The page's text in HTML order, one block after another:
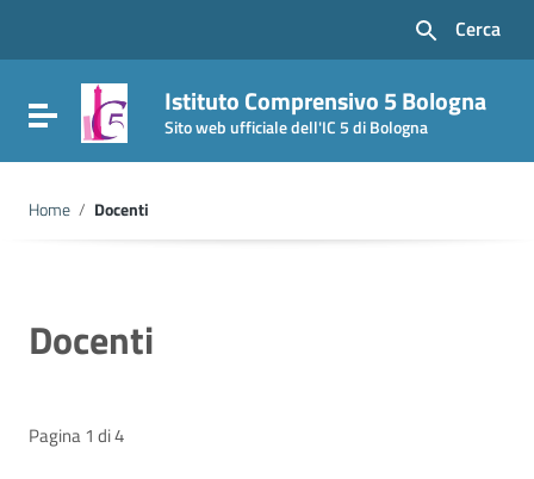
Vai al footer
Cerca
Attiva / disattiva la navigazione
Istituto Comprensivo 5 Bologna
Sito web ufficiale dell'IC 5 di Bologna
Home / Docenti
Docenti
Pagina 1 di 4